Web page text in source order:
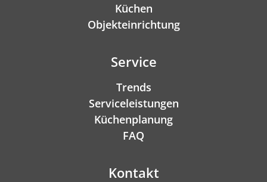
Küchen
Objekteinrichtung
Service
Trends
Serviceleistungen
Küchenplanung
FAQ
Kontakt